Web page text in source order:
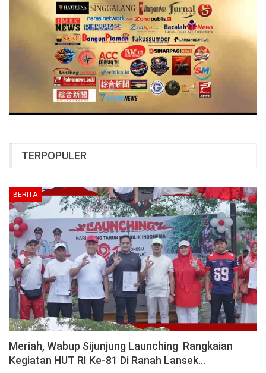
TERPOPULER
BERITA
Meriah, Wabup Sijunjung Launching Rangkaian
Kegiatan HUT RI Ke-81 Di Ranah Lansek…